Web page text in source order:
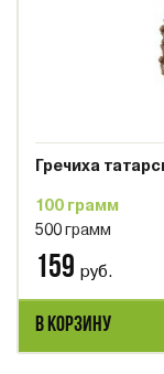
Гречиха
100 грамм
500 грамм
159 руб.
В КОРЗИНУ